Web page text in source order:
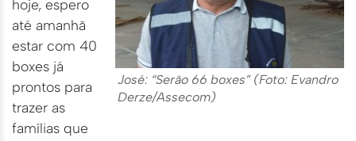
José: “Serão 66 boxes” (Foto: Evandro
Derze/Assecom)
hoje, espero
até amanhã
estar com 40
boxes já
prontos para
trazer as
famílias que